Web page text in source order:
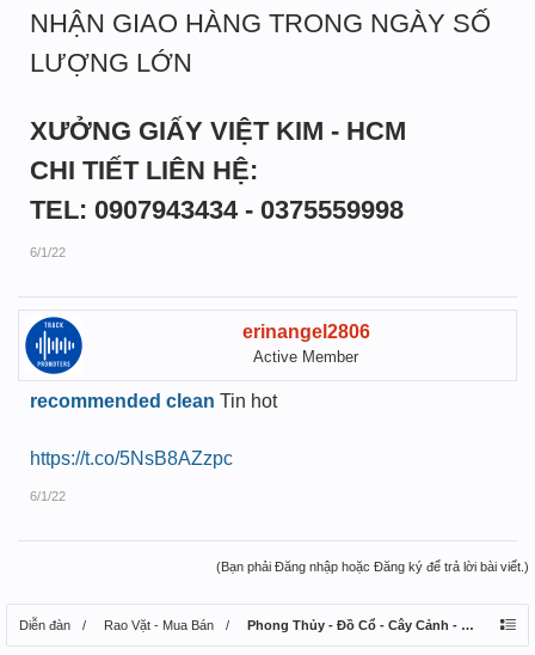
NHẬN GIAO HÀNG TRONG NGÀY SỐ
LƯỢNG LỚN
XƯỞNG GIẤY VIỆT KIM - HCM
CHI TIẾT LIÊN HỆ:
TEL: 0907943434 - 0375559998
6/1/22
erinangel2806
Active Member
recommended clean Tin hot
https://t.co/5NsB8AZzpc
6/1/22
(Bạn phải Đăng nhập hoặc Đăng ký để trả lời bài viết.)
Diễn đàn Rao Vặt - Mua Bán Phong Thủy - Đồ Cổ - Cây Cảnh - Thú Nuôi